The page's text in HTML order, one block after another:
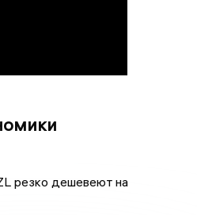
резко дешевеют на